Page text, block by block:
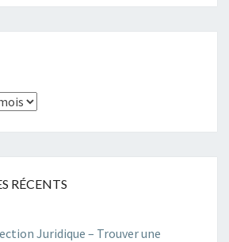
RÉCENTS
Juridique – Trouver une